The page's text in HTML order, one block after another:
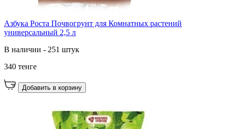
Азбука Роста Почвогрунт для Комнатных растений
универсальный 2,5 л
В наличии - 251 штук
340 тенге
Добавить в корзину